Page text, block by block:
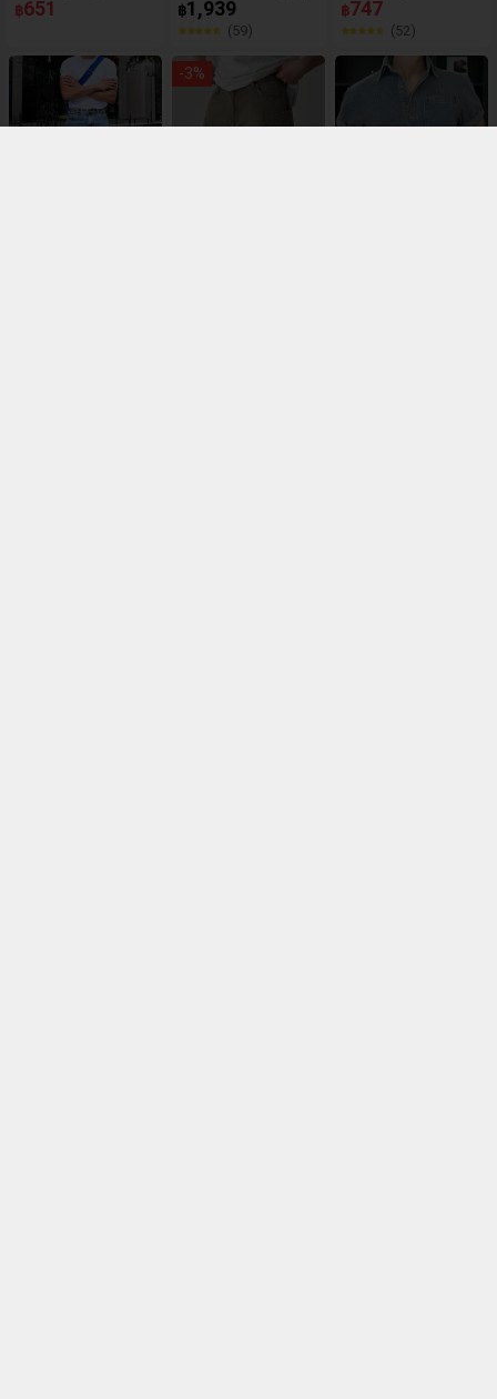
t Life เสื้อเชิ้ตยีนส์ล
ายวัวสำหรับผู้ชาย
฿651
ายลำลอง Patchwor
k Frayed เสื้อแจ็คเก็
ตยีนส์ Zip-Up, สไตล์
สตรีท Ripped Grung
e Baggy Jacket, ขอ
งขวัญวันหยุดที่สมบูร
ละสามี Y2k Cyberpu
฿1,939
(59)
กางเกงยีนส์เดนิมไซ
ส์ใหญ่สำหรับผู้ชายมี
฿747
(52)
-3%